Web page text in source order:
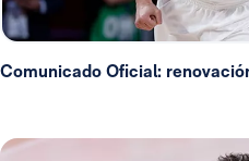
Comunicado Oficial: